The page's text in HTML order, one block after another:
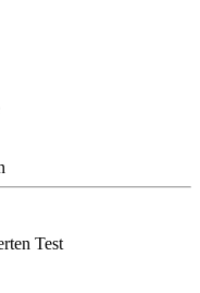
Test